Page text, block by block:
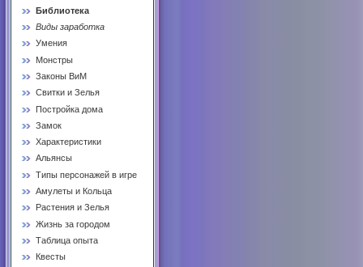
Библиотека
Виды заработка
Умения
Монстры
Законы ВиМ
Свитки и Зелья
Постройка дома
Замок
Характеристики
Альянсы
Типы персонажей в игре
Амулеты и Кольца
Растения и Зелья
Жизнь за городом
Таблица опыта
Квесты